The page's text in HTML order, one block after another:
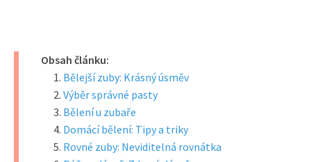
Obsah článku:
Bělejší zuby: Krásný úsměv
Výběr správné pasty
Bělení u zubaře
Domácí bělení: Tipy a triky
Rovné zuby: Neviditelná rovnátka